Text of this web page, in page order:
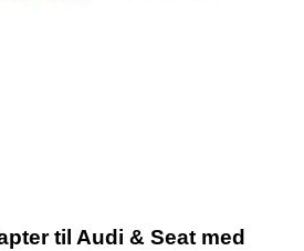
til Audi & Seat med